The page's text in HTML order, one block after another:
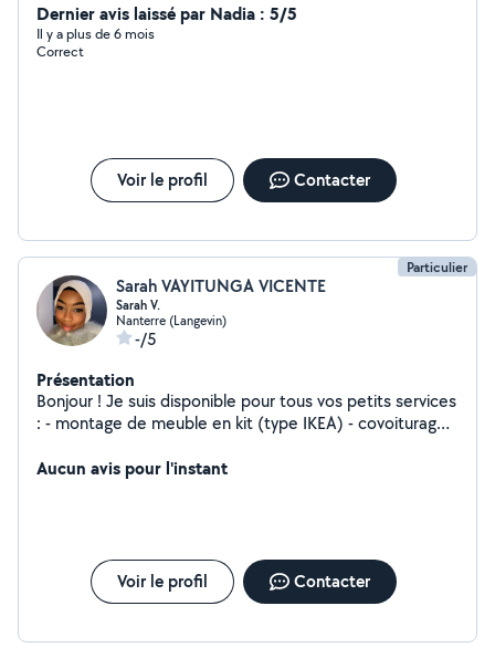
Dernier avis laissé par Nadia : 5/5
Il y a plus de 6 mois
Correct
Voir le profil Contacter
Particulier
Sarah VAYITUNGA VICENTE
Sarah V.
Nanterre (Langevin)
-/5
Présentation
Bonjour ! Je suis disponible pour tous vos petits services
: - montage de meuble en kit (type IKEA) - covoiturage /
correction de documents et courriers - création de CV
Aucun avis pour l'instant
Voir le profil Contacter